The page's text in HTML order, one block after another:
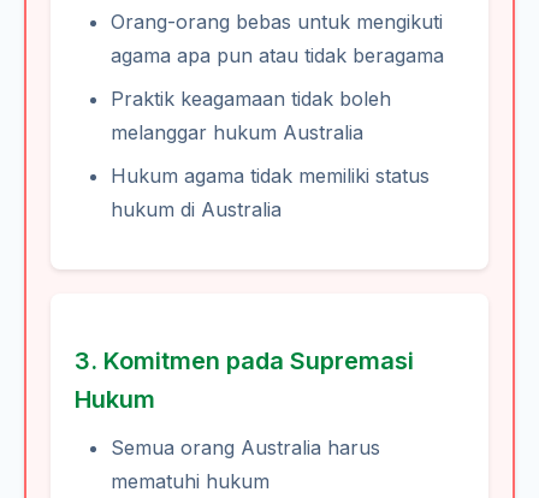
Orang-orang bebas untuk mengikuti
agama apa pun atau tidak beragama
Praktik keagamaan tidak boleh
melanggar hukum Australia
Hukum agama tidak memiliki status
hukum di Australia
3. Komitmen pada Supremasi
Hukum
Semua orang Australia harus
mematuhi hukum